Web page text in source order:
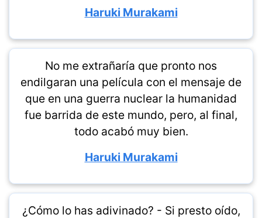
Haruki Murakami
No me extrañaría que pronto nos
endilgaran una película con el mensaje de
que en una guerra nuclear la humanidad
fue barrida de este mundo, pero, al final,
todo acabó muy bien.
Haruki Murakami
¿Cómo lo has adivinado? - Si presto oído,